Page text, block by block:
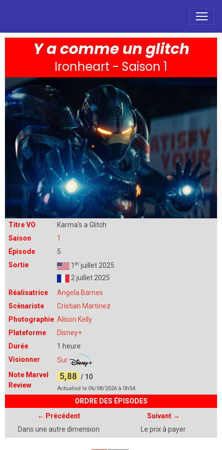
Y a comme un glitch
Ironheart - Saison 1
Titre VO
Karma's a Glitch
Saison
1
Épisode
5
Sortie
1 er juillet 2025
2 juillet 2025
Réalisatrice
Angela Barnes
Scénariste
Cristian Martinez
Photographie Alison Kelly
Plateforme
Disney+
Durée
1 heure
Visionner
Sur
Note Marvel
Review
5,88 / 10
Actualisé le 06/08/2026 à 0h54
ORDRE DES ÉPISODES
← Précédent Suivant →
Dans une autre dimension
Le prix à payer